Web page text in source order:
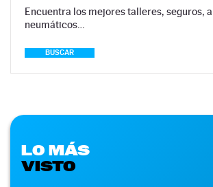
Encuentra los mejores talleres, seguros,
neumáticos…
BUSCAR
LO MÁS
VISTO